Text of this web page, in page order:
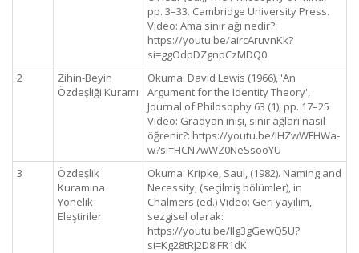
pp. 3–33. Cambridge University Press.
Video: Ama sinir ağı nedir?:
https://youtu.be/aircAruvnKk?
si=ggOdpDZgnpCzMDQ0
2
Zihin-Beyin
Özdeşliği Kuramı
Okuma: David Lewis (1966), 'An
Argument for the Identity Theory',
Journal of Philosophy 63 (1), pp. 17–25
Video: Gradyan inişi, sinir ağları nasıl
öğrenir?: https://youtu.be/IHZwWFHWa-
w?si=HCN7wWZ0NeSsooYU
3
Özdeşlik
Kuramına
Yönelik
Eleştiriler
Okuma: Kripke, Saul, (1982). Naming and
Necessity, (seçilmiş bölümler), in
Chalmers (ed.) Video: Geri yayılım,
sezgisel olarak:
https://youtu.be/Ilg3gGewQ5U?
si=Kg28tRJ2D8IFR1dK